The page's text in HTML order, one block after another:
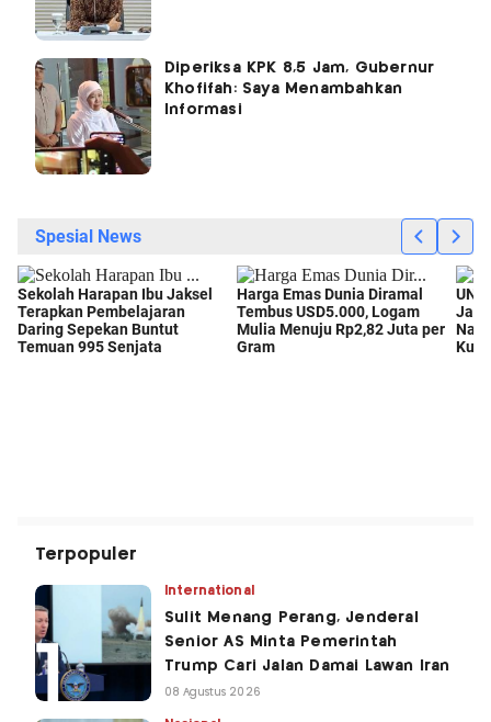
Diperiksa KPK 8,5 Jam, Gubernur
Khofifah: Saya Menambahkan
Informasi
Terpopuler
International
Sulit Menang Perang, Jenderal
Senior AS Minta Pemerintah
Trump Cari Jalan Damai Lawan Iran
08 Agustus 2026